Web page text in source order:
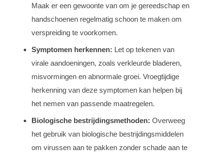
Maak er een gewoonte van om je gereedschap en
handschoenen regelmatig schoon te maken om
verspreiding te voorkomen.
Symptomen herkennen: Let op tekenen van
virale aandoeningen, zoals verkleurde bladeren,
misvormingen en abnormale groei. Vroegtijdige
herkenning van deze symptomen kan helpen bij
het nemen van passende maatregelen.
Biologische bestrijdingsmethoden: Overweeg
het gebruik van biologische bestrijdingsmiddelen
om virussen aan te pakken zonder schade aan te